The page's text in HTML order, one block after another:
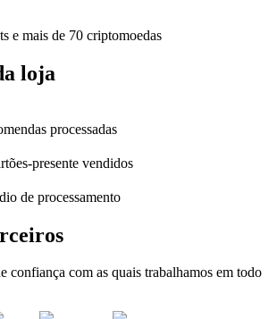
e mais de 70 criptomoedas
loja
processadas
presente vendidos
de processamento
confiança com as quais trabalhamos em todo